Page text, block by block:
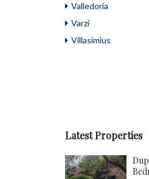
Valledoria
Varzi
Villasimius
Latest Properties